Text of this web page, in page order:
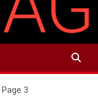
Page 3